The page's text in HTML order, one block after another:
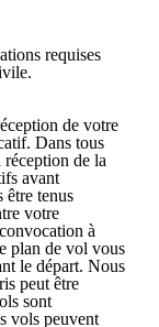
requises
de votre
Dans tous
de la
avant
être tenus
votre
à
plan de vol vous
le départ. Nous
peut être
sont
vols peuvent